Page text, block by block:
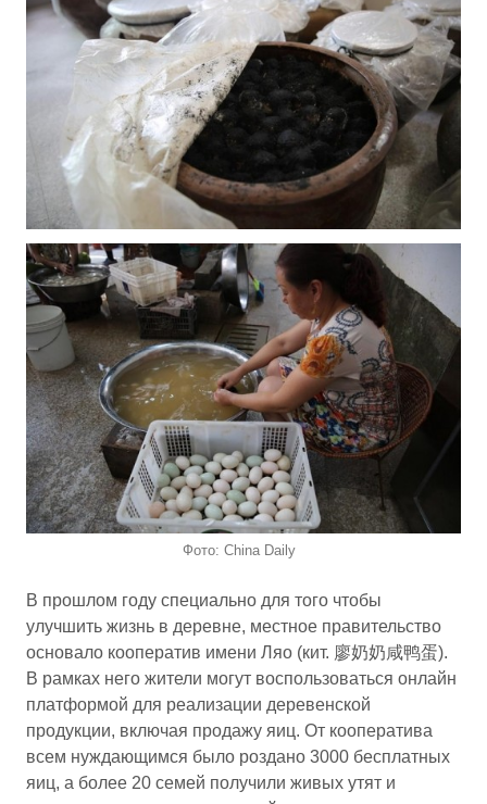
Фото: China Daily
В прошлом году специально для того чтобы
улучшить жизнь в деревне, местное правительство
основало кооператив имени Ляо (кит. 廖奶奶咸鸭蛋).
В рамках него жители могут воспользоваться онлайн
платформой для реализации деревенской
продукции, включая продажу яиц. От кооператива
всем нуждающимся было роздано 3000 бесплатных
яиц, а более 20 семей получили живых утят и